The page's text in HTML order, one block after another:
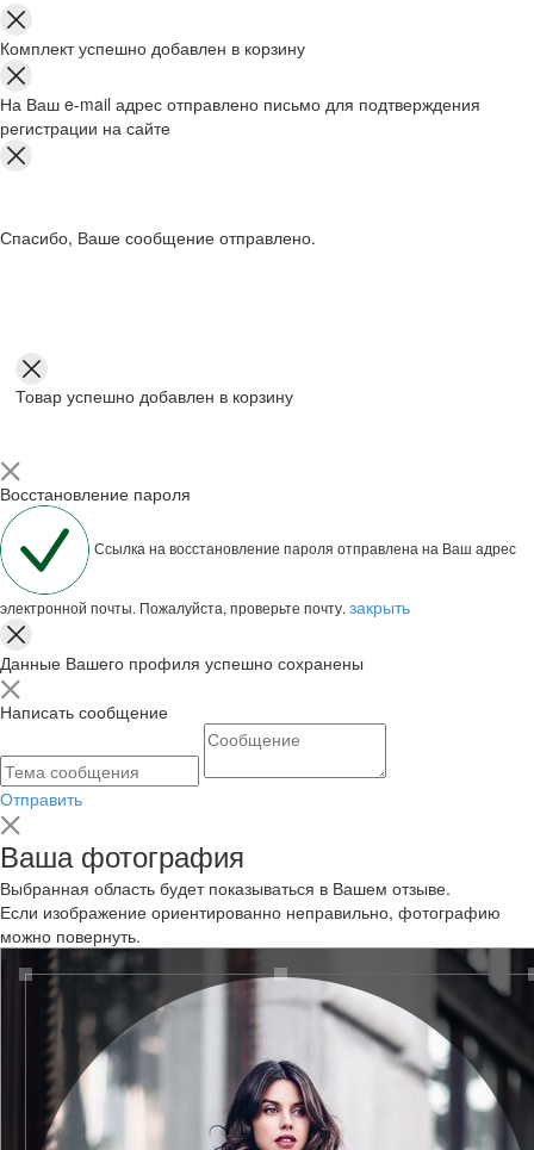
Комплект успешно добавлен в корзину
На Ваш e-mail адрес отправлено письмо для подтверждения
регистрации на сайте
Спасибо, Ваше сообщение отправлено.
Товар успешно добавлен в корзину
Восстановление пароля
Ссылка на восстановление пароля отправлена на Ваш адрес
электронной почты. Пожалуйста, проверьте почту. закрыть
Данные Вашего профиля успешно сохранены
Написать сообщение
Отправить
Ваша фотография
Выбранная область будет показываться в Вашем отзыве.
Если изображение ориентированно неправильно, фотографию
можно повернуть.